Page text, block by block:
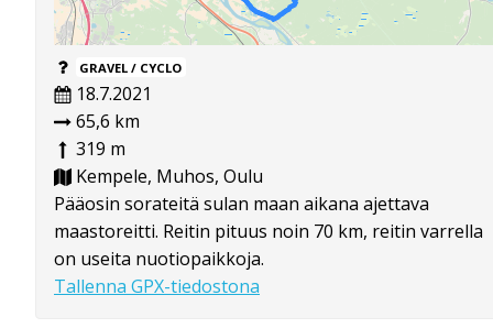
GRAVEL / CYCLO
18.7.2021
65,6 km
319 m
Kempele, Muhos, Oulu
Pääosin sorateitä sulan maan aikana ajettava
maastoreitti. Reitin pituus noin 70 km, reitin varrella
on useita nuotiopaikkoja.
Tallenna GPX-tiedostona